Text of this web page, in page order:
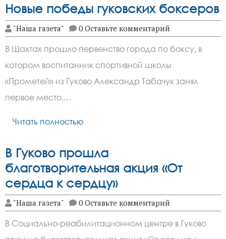
Новые победы гуковских боксеров
"Наша газета" 0 Оставьте комментарий
В Шахтах прошло первенство города по боксу, в
котором воспитанник спортивной школы
«Прометей» из Гуково Александр Табачук занял
первое место,…
Читать полностью
В Гуково прошла
благотворительная акция «От
сердца к сердцу»
"Наша газета" 0 Оставьте комментарий
В Социально-реабилитационном центре в Гуково